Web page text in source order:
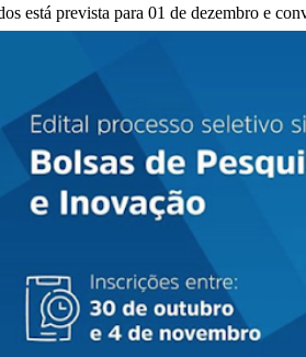
está prevista para 01 de dezembro e